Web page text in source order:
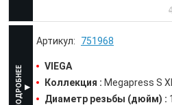
751968
VIEGA
Коллекция : Megapress S
Диаметр резьбы (дюйм) :